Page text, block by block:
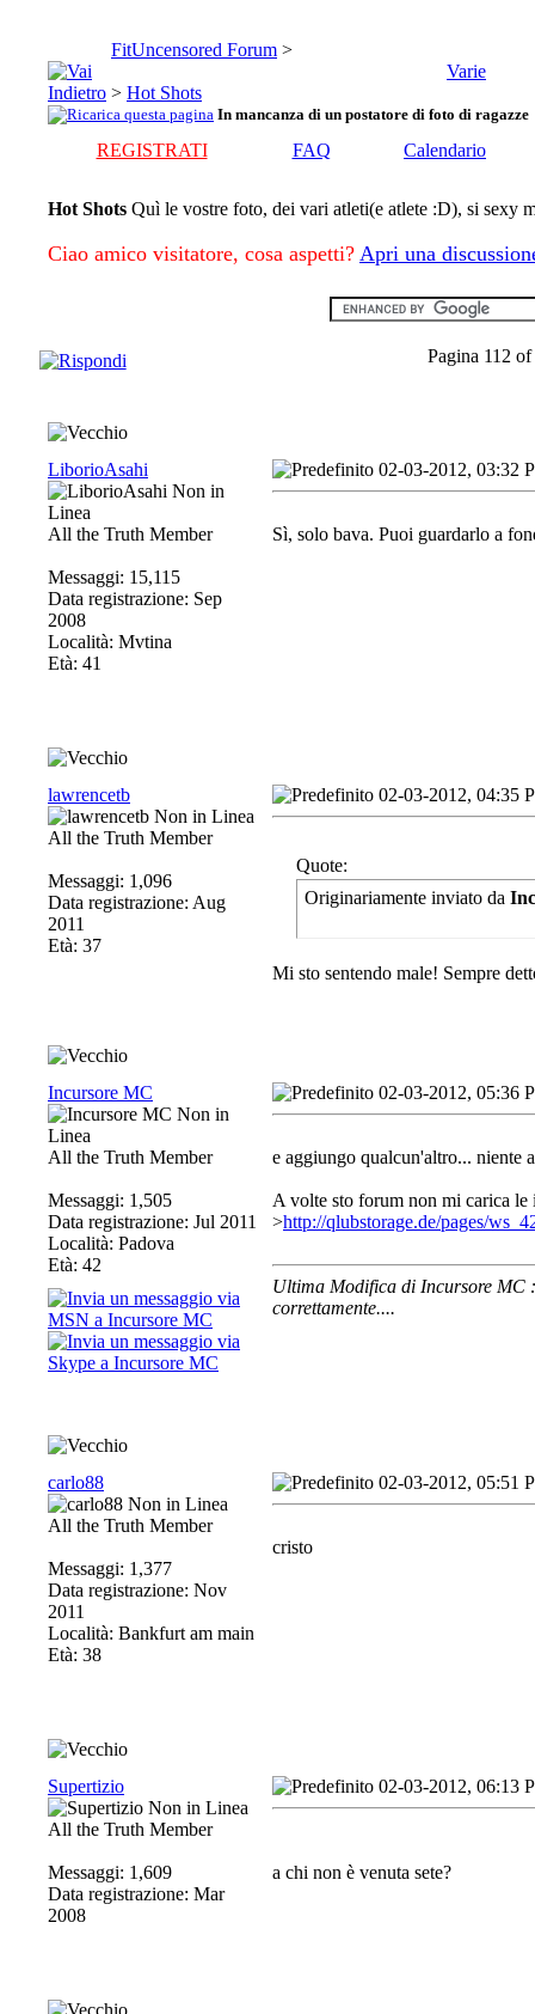
FitUncensored Forum >
Varie
> Hot Shots
In mancanza di un postatore di foto di ragazze
REGISTRATI FAQ Calendario
Hot Shots Quì le vostre foto, dei vari atleti(e atlete :D), si sexy
Ciao amico visitatore, cosa aspetti? Apri una
Pagina 112
LiborioAsahi
All the Truth Member
Messaggi: 15,115
Data registrazione: Sep
2008
Località: Mvtina
Età: 41
02-03-2012, 03:32
Sì, solo bava. Puoi guardarlo a
lawrencetb
All the Truth Member
Messaggi: 1,096
Data registrazione: Aug
2011
Età: 37
02-03-2012, 04:35
Quote:
Originariamente inviato da
Mi sto sentendo male! Sempre
Incursore MC
All the Truth Member
Messaggi: 1,505
Data registrazione: Jul 2011
Località: Padova
Età: 42
02-03-2012, 05:36
e aggiungo qualcun'altro... niente
A volte sto forum non mi carica
>http://qlubstorage.de/pages/
Ultima Modifica di Incursore MC
correttamente....
carlo88
All the Truth Member
Messaggi: 1,377
Data registrazione: Nov
2011
Località: Bankfurt am main
Età: 38
02-03-2012, 05:51
cristo
Supertizio
All the Truth Member
Messaggi: 1,609
Data registrazione: Mar
2008
02-03-2012, 06:13
a chi non è venuta sete?